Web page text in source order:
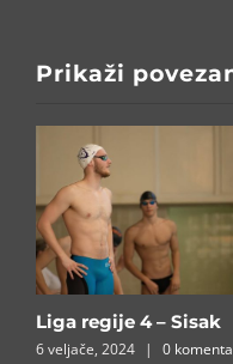
Prikaži
Liga regije 4 – Sisak
6 veljače, 2024 | 0